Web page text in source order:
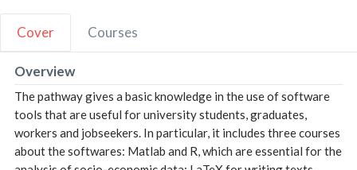
Cover Courses
Overview
The pathway gives a basic knowledge in the use of software
tools that are useful for university students, graduates,
workers and jobseekers. In particular, it includes three courses
about the softwares: Matlab and R, which are essential for the